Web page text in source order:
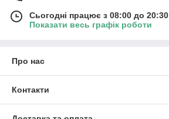
Сьогодні працює з 08:00 до 20:30
Показати весь графік роботи
Про нас
Контакти